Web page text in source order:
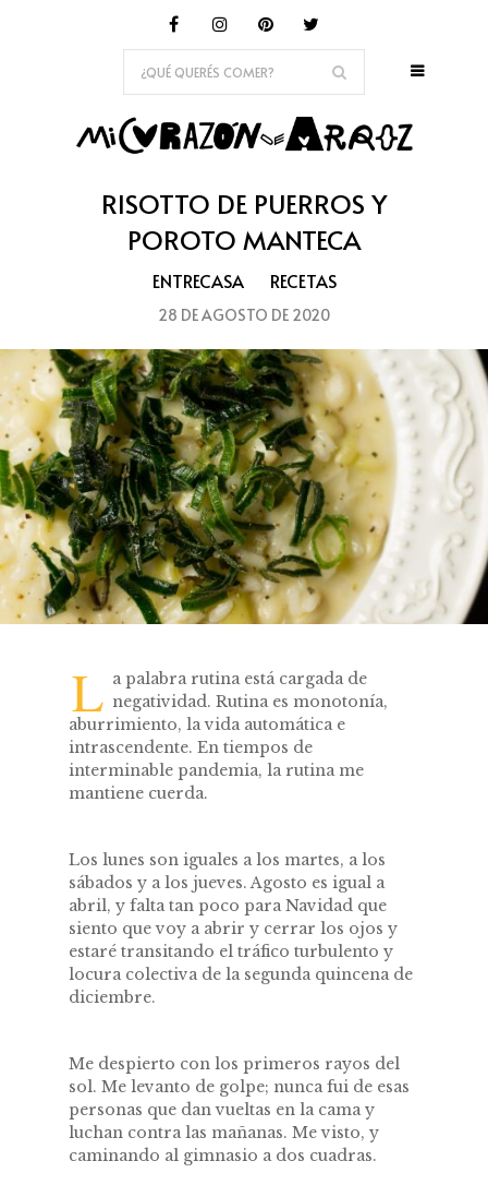
RISOTTO DE PUERROS Y
POROTO MANTECA
ENTRECASA RECETAS
28 DE AGOSTO DE 2020
L a palabra rutina está cargada de
negatividad. Rutina es monotonía,
aburrimiento, la vida automática e
intrascendente. En tiempos de
interminable pandemia, la rutina me
mantiene cuerda.
Los lunes son iguales a los martes, a los
sábados y a los jueves. Agosto es igual a
abril, y falta tan poco para Navidad que
siento que voy a abrir y cerrar los ojos y
estaré transitando el tráfico turbulento y
locura colectiva de la segunda quincena de
diciembre.
Me despierto con los primeros rayos del
sol. Me levanto de golpe; nunca fui de esas
personas que dan vueltas en la cama y
luchan contra las mañanas. Me visto, y
caminando al gimnasio a dos cuadras.